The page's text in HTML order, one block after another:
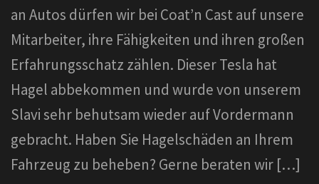
an Autos dürfen wir bei Coat’n Cast auf unsere
Mitarbeiter, ihre Fähigkeiten und ihren großen
Erfahrungsschatz zählen. Dieser Tesla hat
Hagel abbekommen und wurde von unserem
Slavi sehr behutsam wieder auf Vordermann
gebracht. Haben Sie Hagelschäden an Ihrem
Fahrzeug zu beheben? Gerne beraten wir […]